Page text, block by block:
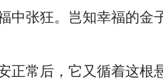
张狂。岂知幸福的金
常后，它又循着这